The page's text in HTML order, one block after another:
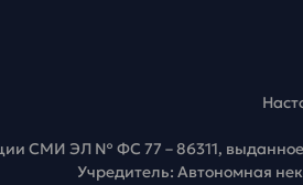
СМИ ЭЛ № ФС 77 – 86311,
Учредитель: Автономная